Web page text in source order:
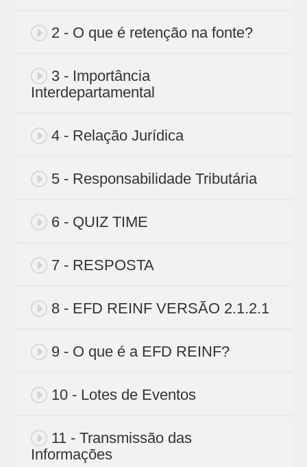
2 - O que é retenção na fonte?
3 - Importância
Interdepartamental
4 - Relação Jurídica
5 - Responsabilidade Tributária
6 - QUIZ TIME
7 - RESPOSTA
8 - EFD REINF VERSÃO 2.1.2.1
9 - O que é a EFD REINF?
10 - Lotes de Eventos
11 - Transmissão das
Informações